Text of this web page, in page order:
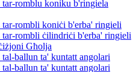
tar-romblu koniku b'ringiela
tar-rombli koniċi b'erba' ringieli
tar-rombli ċilindriċi b'erba' ringieli
Għolja
ballun ta' kuntatt angolari
ballun ta' kuntatt angolari